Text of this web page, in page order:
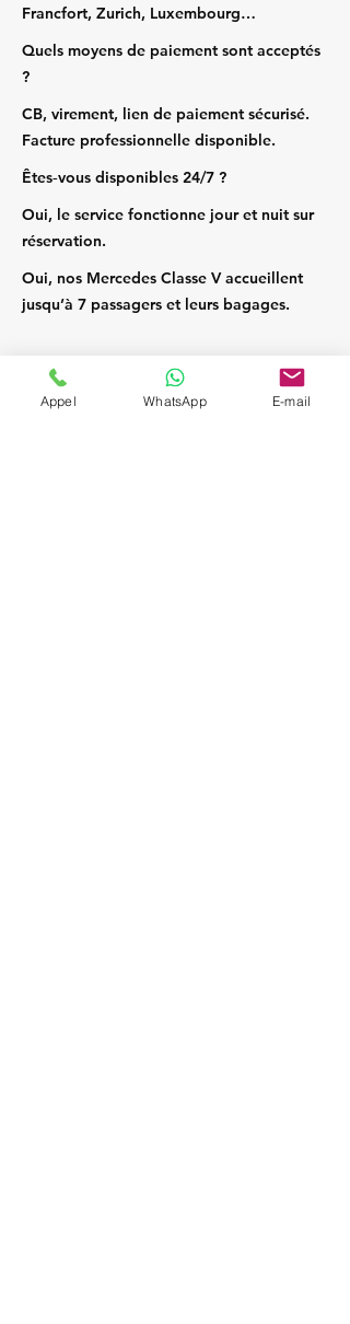
Francfort, Zurich, Luxembourg…
Quels moyens de paiement sont acceptés
?
CB, virement, lien de paiement sécurisé.
Facture professionnelle disponible.
Êtes‑vous disponibles 24/7 ?
Oui, le service fonctionne jour et nuit sur
réservation.
Oui, nos Mercedes Classe V accueillent
jusqu’à 7 passagers et leurs bagages.
Appel WhatsApp E-mail